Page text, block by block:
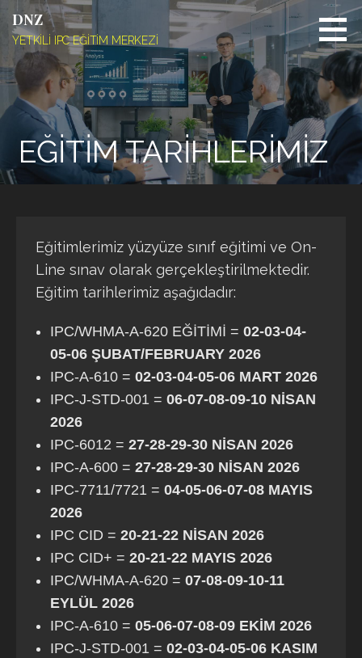
Skip
to
content
DNZ
YETKİLİ IPC EĞİTİM MERKEZİ
EĞİTİM TARİHLERİMİZ
Eğitimlerimiz yüzyüze sınıf eğitimi ve On-
Line sınav olarak gerçekleştirilmektedir.
Eğitim tarihlerimiz aşağıdadır:
IPC/WHMA-A-620 EĞİTİMİ = 02-03-04-
05-06 ŞUBAT/FEBRUARY 2026
IPC-A-610 = 02-03-04-05-06 MART 2026
IPC-J-STD-001 = 06-07-08-09-10 NİSAN
2026
IPC-6012 = 27-28-29-30 NİSAN 2026
IPC-A-600 = 27-28-29-30 NİSAN 2026
IPC-7711/7721 = 04-05-06-07-08 MAYIS
2026
IPC CID = 20-21-22 NİSAN 2026
IPC CID+ = 20-21-22 MAYIS 2026
IPC/WHMA-A-620 = 07-08-09-10-11
EYLÜL 2026
IPC-A-610 = 05-06-07-08-09 EKİM 2026
IPC-J-STD-001 = 02-03-04-05-06 KASIM